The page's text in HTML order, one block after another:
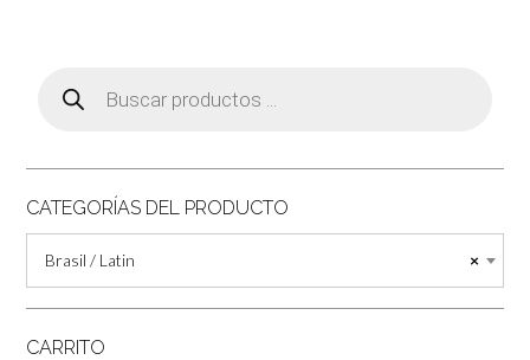
productos
CATEGORÍAS DEL PRODUCTO
×
Brasil / Latin
CARRITO